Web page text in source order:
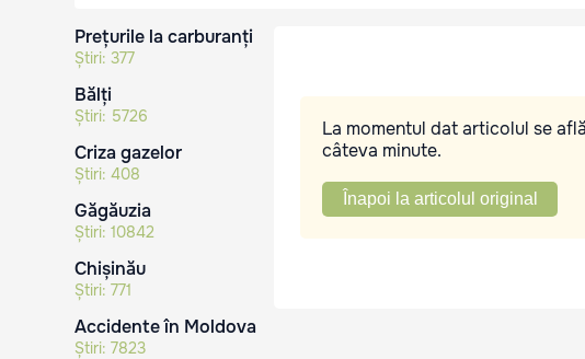
Prețurile la carburanți
Știri: 377
Bălți
Știri: 5726
Criza gazelor
Știri: 408
Găgăuzia
Știri: 10842
Chișinău
Știri: 771
Accidente în Moldova
Știri: 7823
La momentul dat articolul se
câteva minute.
Înapoi la articolul original